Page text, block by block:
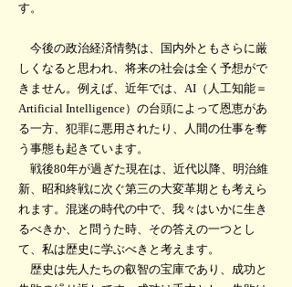
す。
今後の政治経済情勢は、国内外ともさらに厳
しくなると思われ、将来の社会は全く予想がで
きません。例えば、近年では、AI（人工知能＝
Artificial Intelligence）の台頭によって恩恵があ
る一方、犯罪に悪用されたり、人間の仕事を奪
う事態も起きています。
戦後80年が過ぎた現在は、近代以降、明治維
新、昭和終戦に次ぐ第三の大変革期とも考えら
れます。混迷の時代の中で、我々はいかに生き
るべきか、と問うた時、その答えの一つとし
て、私は歴史に学ぶべきと考えます。
歴史は先人たちの叡智の宝庫であり、成功と